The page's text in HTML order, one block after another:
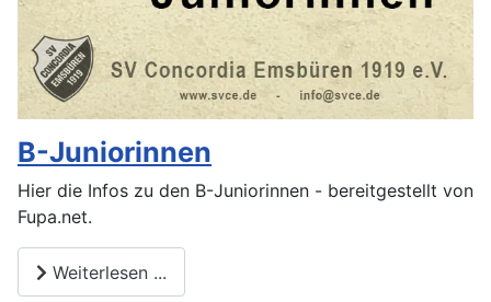
B-Juniorinnen
Hier die Infos zu den B-Juniorinnen - bereitgestellt von
Fupa.net.
Weiterlesen ...